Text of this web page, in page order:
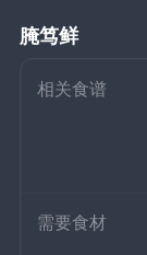
腌笃鲜
相关食谱
需要食材